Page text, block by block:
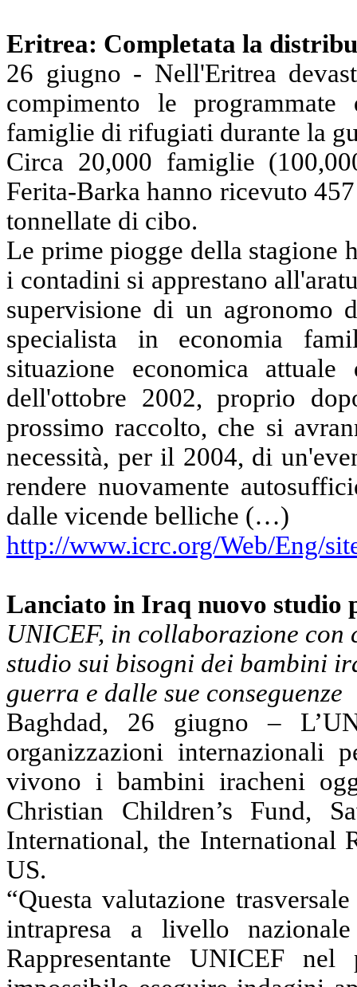
Eritrea: Completata la
26 giugno - Nell'Eritrea
compimento le
famiglie di rifugiati durante la
Circa 20,000 famiglie
Ferita-Barka hanno ricevuto
tonnellate di cibo.
Le prime piogge della stagione
i contadini si apprestano
supervisione di un agronomo
specialista in economia
situazione economica
dell'ottobre 2002, proprio
prossimo raccolto, che si
necessità, per il 2004, di
rendere nuovamente
dalle vicende belliche (…)
http://www.icrc.org/Web/Eng/
Lanciato in Iraq nuovo studio
UNICEF, in collaborazione
studio sui bisogni dei bambini
guerra e dalle sue conseguenze
Baghdad, 26 giugno –
organizzazioni internazionali
vivono i bambini iracheni
Christian Children’s Fund,
International, the International
US.
“Questa valutazione
intrapresa a livello
Rappresentante UNICEF